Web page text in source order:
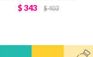
$ 343 $403